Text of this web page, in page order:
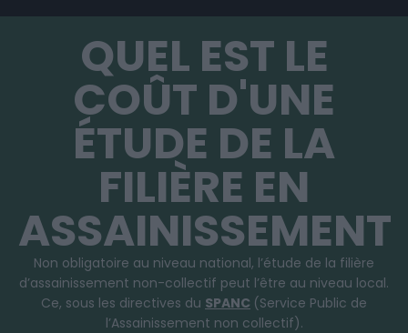
QUEL EST LE
COÛT D'UNE
ÉTUDE DE LA
FILIÈRE EN
ASSAINISSEMENT
Non obligatoire au niveau national, l’étude de la filière
d’assainissement non-collectif peut l’être au niveau local.
Ce, sous les directives du SPANC (Service Public de
l’Assainissement non collectif).